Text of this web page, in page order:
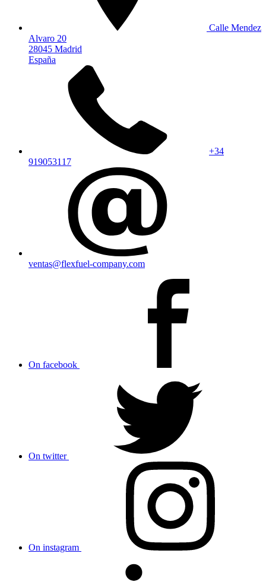
Calle Mendez
Alvaro 20
28045 Madrid
España
+34
919053117
ventas@flexfuel-company.com
On facebook
On twitter
On instagram